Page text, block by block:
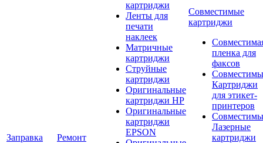
Заправка
Ремонт
картриджи
Ленты для
печати
наклеек
Матричные
картриджи
Струйные
картриджи
Оригинальные
картриджи HP
Оригинальные
картриджи
EPSON
Совместимые
картриджи
пленка для
факсов
Картриджи
для этикет-
принтеров
Лазерные
картриджи